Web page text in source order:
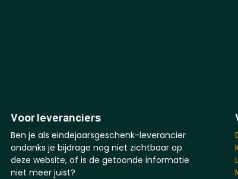
Voor leveranciers
Ben je als eindejaarsgeschenk-leverancier
ondanks je bijdrage nog niet zichtbaar op
deze website, of is de getoonde informatie
niet meer juist?